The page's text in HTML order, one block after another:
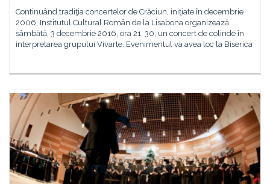
Continuând tradiţia concertelor de Crăciun, iniţiate în decembrie
2006, Institutul Cultural Român de la Lisabona organizează
sâmbătă, 3 decembrie 2016, ora 21. 30, un concert de colinde în
interpretarea grupului Vivarte. Evenimentul va avea loc la Biserica